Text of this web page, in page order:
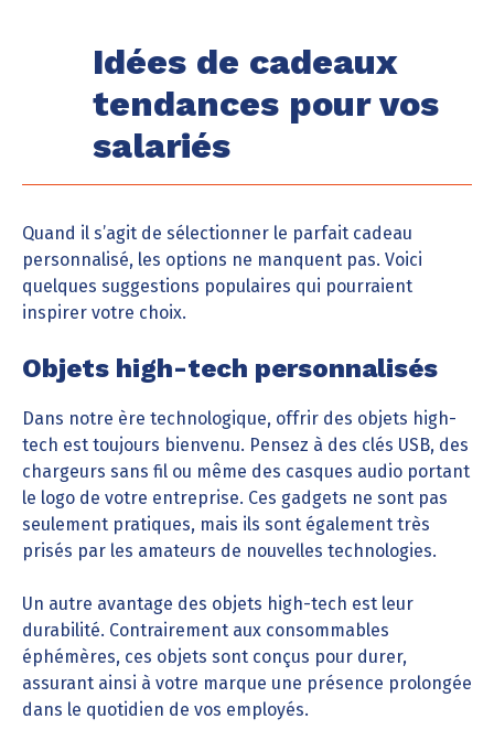
Idées de cadeaux
tendances pour vos
salariés
Quand il s’agit de sélectionner le parfait cadeau
personnalisé, les options ne manquent pas. Voici
quelques suggestions populaires qui pourraient
inspirer votre choix.
Objets high-tech personnalisés
Dans notre ère technologique, offrir des objets high-
tech est toujours bienvenu. Pensez à des clés USB, des
chargeurs sans fil ou même des casques audio portant
le logo de votre entreprise. Ces gadgets ne sont pas
seulement pratiques, mais ils sont également très
prisés par les amateurs de nouvelles technologies.
Un autre avantage des objets high-tech est leur
durabilité. Contrairement aux consommables
éphémères, ces objets sont conçus pour durer,
assurant ainsi à votre marque une présence prolongée
dans le quotidien de vos employés.